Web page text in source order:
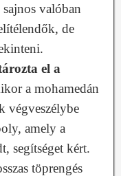
valóban
de
el a
a mohamedán
végveszélybe
amely a
segítséget kért.
töprengés